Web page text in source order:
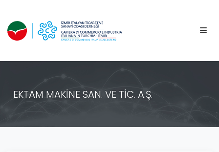
EKTAM MAKİNE SAN. VE TİC. A.Ş.